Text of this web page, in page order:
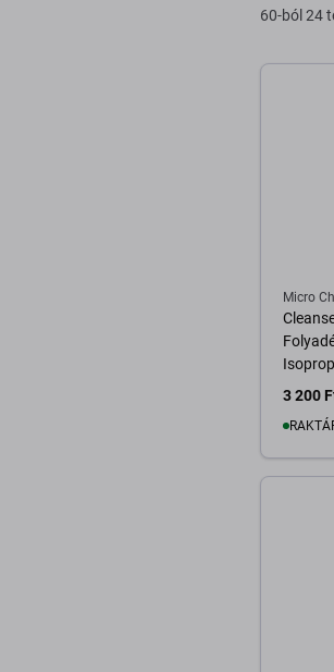
60-ból 24
Micro
3 200